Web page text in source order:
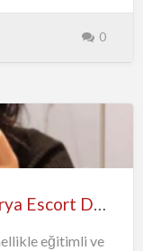
Bu
sebep olabilir.
fikir verebilir.
ve özel
…
0
Arabada Verdikçe Veren Sakarya Escort Duygu
eğitimli ve